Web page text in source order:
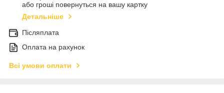
або гроші повернуться на вашу картку
Детальніше
Післяплата
Оплата на рахунок
Всі умови оплати